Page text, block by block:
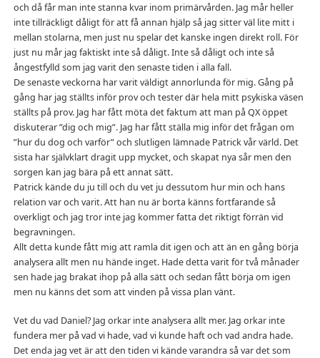
och då får man inte stanna kvar inom primärvården. Jag mår heller
inte tillräckligt dåligt för att få annan hjälp så jag sitter väl lite mitt i
mellan stolarna, men just nu spelar det kanske ingen direkt roll. För
just nu mår jag faktiskt inte så dåligt. Inte så dåligt och inte så
ångestfylld som jag varit den senaste tiden i alla fall.
De senaste veckorna har varit väldigt annorlunda för mig. Gång på
gång har jag ställts inför prov och tester där hela mitt psykiska väsen
ställts på prov. Jag har fått möta det faktum att man på QX öppet
diskuterar ”dig och mig”. Jag har fått ställa mig inför det frågan om
”hur du dog och varför” och slutligen lämnade Patrick vår värld. Det
sista har självklart dragit upp mycket, och skapat nya sår men den
sorgen kan jag bära på ett annat sätt.
Patrick kände du ju till och du vet ju dessutom hur min och hans
relation var och varit. Att han nu är borta känns fortfarande så
overkligt och jag tror inte jag kommer fatta det riktigt förrän vid
begravningen.
Allt detta kunde fått mig att ramla dit igen och att än en gång börja
analysera allt men nu hände inget. Hade detta varit för två månader
sen hade jag brakat ihop på alla sätt och sedan fått börja om igen
men nu känns det som att vinden på vissa plan vänt.
Vet du vad Daniel? Jag orkar inte analysera allt mer. Jag orkar inte
fundera mer på vad vi hade, vad vi kunde haft och vad andra hade.
Det enda jag vet är att den tiden vi kände varandra så var det som